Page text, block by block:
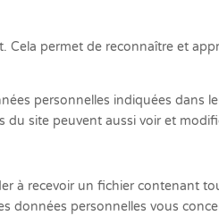
permet de reconnaître et
personnelles indiquées
du site peuvent aussi voir et
à recevoir un fichier contenant
personnelles vous